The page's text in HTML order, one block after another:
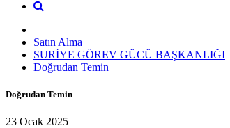
Satın Alma
SURİYE GÖREV GÜCÜ BAŞKANLIĞI
Doğrudan Temin
Doğrudan Temin
23 Ocak 2025